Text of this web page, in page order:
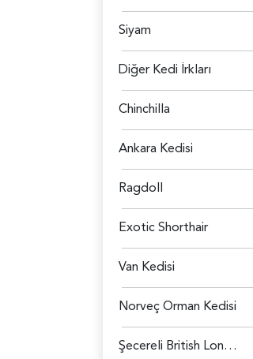
Siyam
Diğer Kedi İrkları
Chinchilla
Ankara Kedisi
Ragdoll
Exotic Shorthair
Van Kedisi
Norveç Orman Kedisi
Şecereli British Longhair